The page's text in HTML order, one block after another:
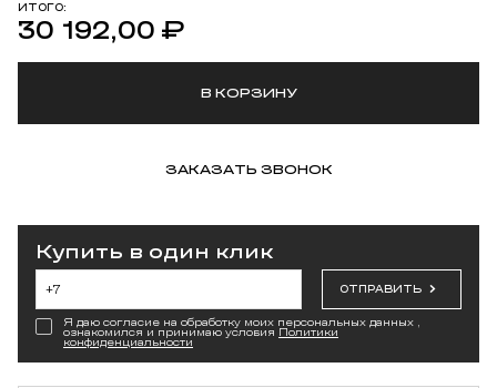
ИТОГО:
30 192,00 ₽
В КОРЗИНУ
ЗАКАЗАТЬ ЗВОНОК
Купить в один клик
ОТПРАВИТЬ
Я даю согласие на обработку моих персональных данных ,
ознакомился и принимаю условия Политики
конфиденциальности